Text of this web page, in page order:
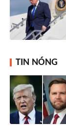
TIN NÓNG